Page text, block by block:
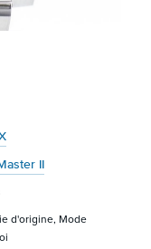
II
d'origine, Mode